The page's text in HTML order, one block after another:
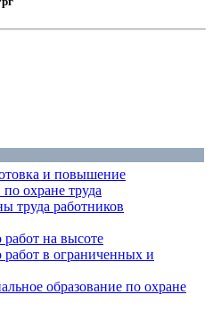
и повышение
охране труда
труда работников
на высоте
работ в ограниченных и
образование по охране